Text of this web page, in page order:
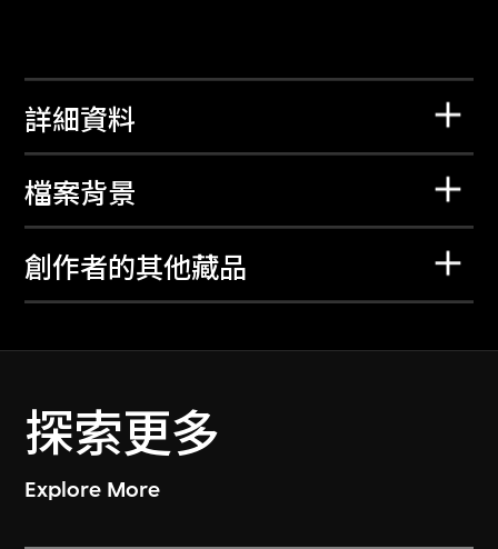
詳細資料
檔案背景
創作者的其他藏品
探索更多
Explore More